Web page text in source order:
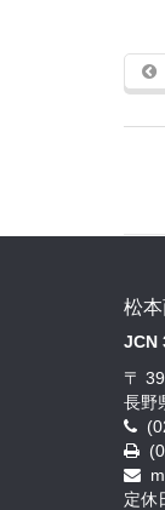
松
JCN
〒
長野
定